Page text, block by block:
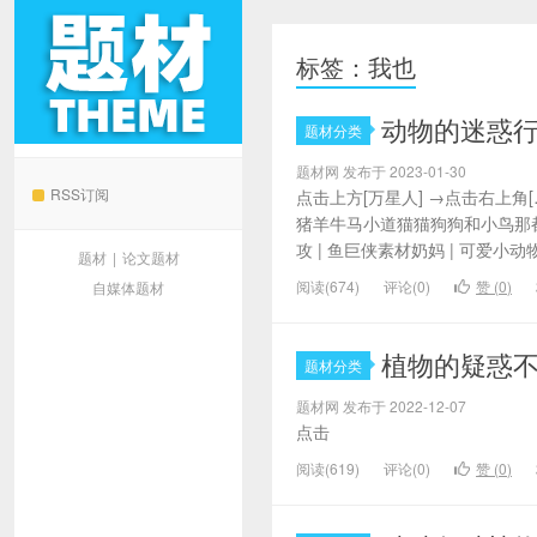
RSS订阅
题材 | 论文题材
自媒体题材
标签：我也
题材分类 动物的迷惑
题材网 发布于 2023-01-30
点击上方[万星人] →点击右上
猪羊牛马小道猫猫狗狗和小鸟
攻 | 鱼巨侠素材奶妈 | 可爱小动
阅读(674) 评论(0) 赞 (0)
题材分类 植物的疑惑
题材网 发布于 2022-12-07
点击
阅读(619) 评论(0) 赞 (0)